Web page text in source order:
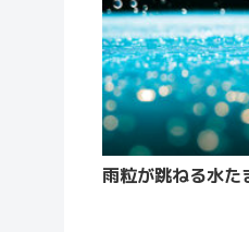
雨粒が跳ねる水た